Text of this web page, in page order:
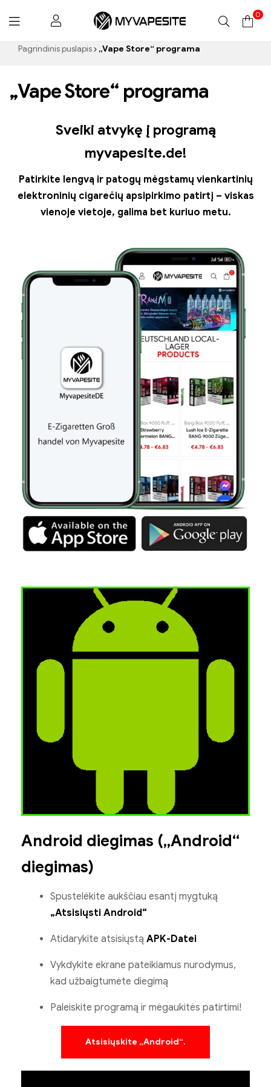
Myvapesite.de
0
Pagrindinis puslapis „Vape Store“ programa
„Vape Store“ programa
Sveiki atvykę į programą
myvapesite.de!
Patirkite lengvą ir patogų mėgstamų vienkartinių
elektroninių cigarečių apsipirkimo patirtį – viskas
vienoje vietoje, galima bet kuriuo metu.
Android diegimas („Android“
diegimas)
Spustelėkite aukščiau esantį mygtuką
„Atsisiųsti Android“
Atidarykite atsisiųstą APK-Datei
Vykdykite ekrane pateikiamus nurodymus,
kad užbaigtumėte diegimą
Paleiskite programą ir mėgaukitės patirtimi!
Atsisiųskite „Android“.